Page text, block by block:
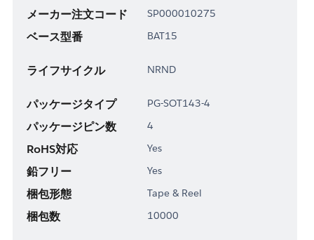
メーカー注文コード SP000010275
ベース型番 BAT15
ライフサイクル NRND
パッケージタイプ PG-SOT143-4
パッケージピン数 4
RoHS対応 Yes
鉛フリー Yes
梱包形態 Tape & Reel
梱包数 10000